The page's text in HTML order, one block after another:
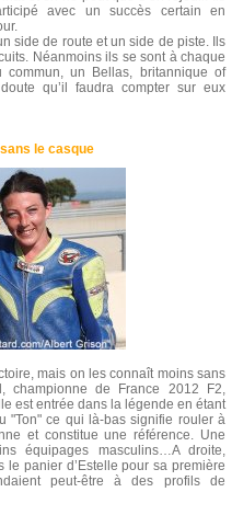
avec un succès certain en
side de route et un side de piste. Ils
Néanmoins ils se sont à chaque
un Bellas, britannique of
qu’il faudra compter sur eux
le casque
mais on les connaît moins sans
championne de France 2012 F2,
est entrée dans la légende en étant
"Ton" ce qui là-bas signifie rouler à
et constitue une référence. Une
équipages masculins…A droite,
le panier d’Estelle pour sa première
peut-être à des profils de